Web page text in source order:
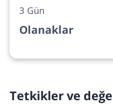
3 Gün
Olanaklar
Tetkikler ve